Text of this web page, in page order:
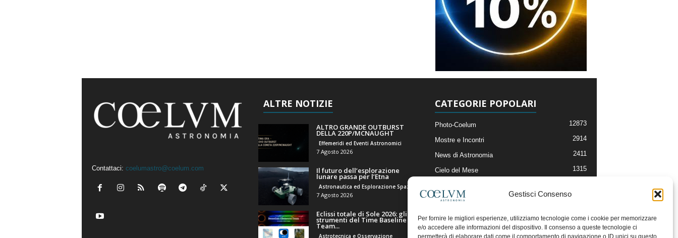
Gestisci Consenso
Per fornire le migliori esperienze, utilizziamo tecnologie come i cookie per memorizzare
e/o accedere alle informazioni del dispositivo. Il consenso a queste tecnologie ci
permetterà di elaborare dati come il comportamento di navigazione o ID unici su questo
Contattaci: coelumastro@coelum.com
ALTRE NOTIZIE
ALTRO GRANDE OUTBURST
DELLA 220P/MCNAUGHT
Effemeridi ed Eventi Astronomici
7 Agosto 2026
Il futuro dell’esplorazione
lunare passa per l’Etna
7 Agosto 2026
Eclissi totale di Sole 2026: gli
strumenti del Time Baseline
Team...
Astrotecnica e Osservazione
CATEGORIE POPOLARI
Photo-Coelum 12873
Mostre e Incontri 2914
News di Astronomia 2411
Cielo del Mese 1315
Articoli e Risorse On-Line
Il Blog della Redazione